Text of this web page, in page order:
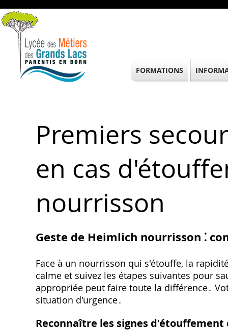
Premiers
en cas
nourrisson
Geste de Heimlich nourrisson ⁚
Face à un nourrisson qui s'étouffe, la
calme et suivez les étapes suivantes pour
appropriée peut faire toute la différence․
situation d'urgence․
Reconnaître les signes d'étouffement
FORMATIONS